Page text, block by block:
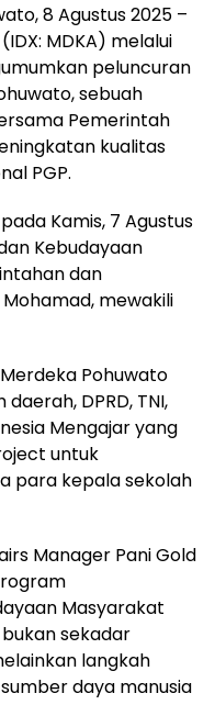
8 Agustus 2025 –
MDKA) melalui
peluncuran
sebuah
Pemerintah
kualitas
PGP.
Kamis, 7 Agustus
Kebudayaan
dan
mewakili
Pohuwato
DPRD, TNI,
Mengajar yang
untuk
para kepala sekolah
Manager Pani Gold
Masyarakat
sekadar
langkah
daya manusia